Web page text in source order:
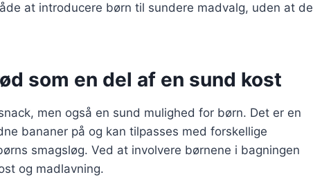
at introducere børn til sundere madvalg, uden at de
som en del af en sund kost
men også en sund mulighed for børn. Det er en
bananer på og kan tilpasses med forskellige
smagsløg. Ved at involvere børnene i bagningen
og madlavning.